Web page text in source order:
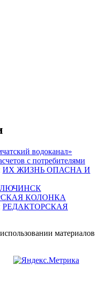
водоканал»
с потребителями
ИХ ЖИЗНЬ ОПАСНА И
КОЛОНКА
РЕДАКТОРСКАЯ
материалов